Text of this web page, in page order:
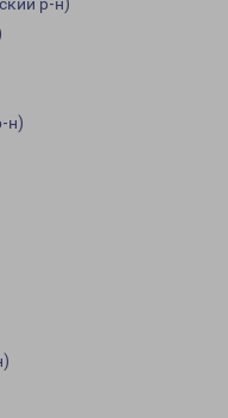
р-н)
н)